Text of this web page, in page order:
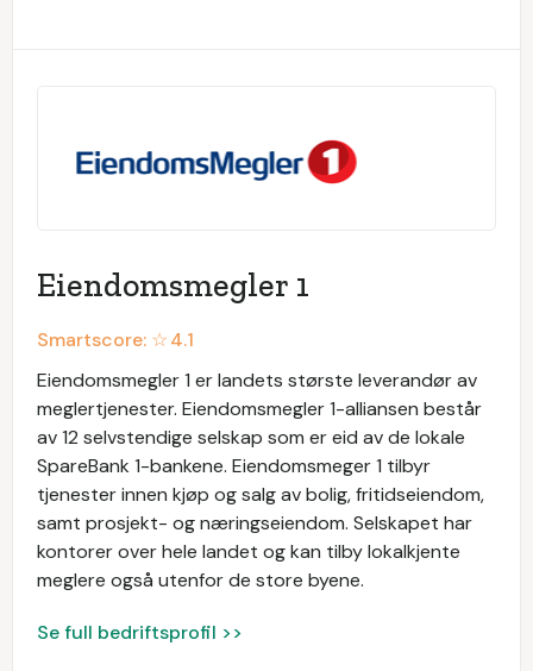
Eiendomsmegler 1
Smartscore: ☆4.1
Eiendomsmegler 1 er landets største leverandør av
meglertjenester. Eiendomsmegler 1-alliansen består
av 12 selvstendige selskap som er eid av de lokale
SpareBank 1-bankene. Eiendomsmeger 1 tilbyr
tjenester innen kjøp og salg av bolig, fritidseiendom,
samt prosjekt- og næringseiendom. Selskapet har
kontorer over hele landet og kan tilby lokalkjente
meglere også utenfor de store byene.
Se full bedriftsprofil >>